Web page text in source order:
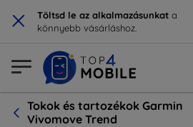
× Töltsd le az alkalmazásunkat a
könnyebb vásárláshoz.
Tokok és tartozékok Garmin
Vivomove Trend